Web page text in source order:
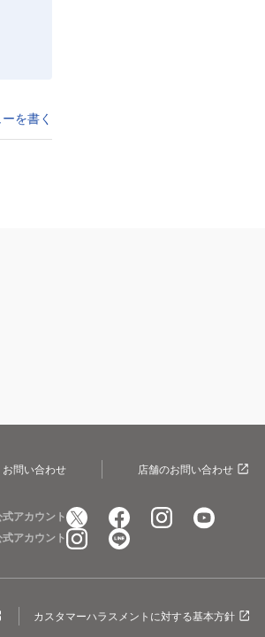
を書く
お問い合わせ 店舗のお問い合わせ
式アカウント
アカウント
カスタマーハラスメントに対する基本方針